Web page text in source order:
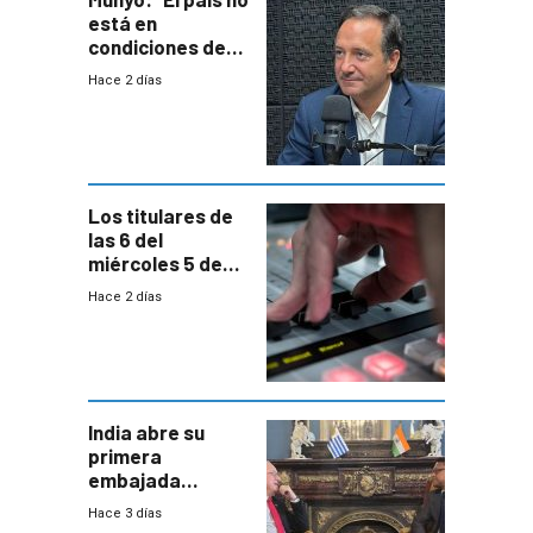
está en
condiciones de
enfrentar una
Hace 2 días
Los titulares de
las 6 del
miércoles 5 de
agosto de 2026
Hace 2 días
India abre su
primera
embajada
residente en
Hace 3 días